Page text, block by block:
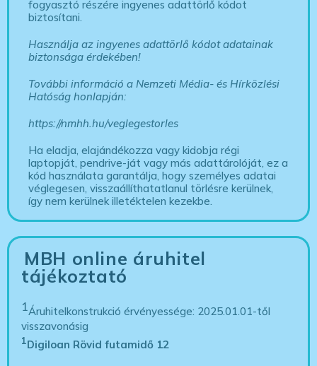
fogyasztó részére ingyenes adattörlő kódot
biztosítani.
Használja az ingyenes adattörlő kódot adatainak
biztonsága érdekében!
További információ a Nemzeti Média- és Hírközlési
Hatóság honlapján:
https://nmhh.hu/veglegestorles
Ha eladja, elajándékozza vagy kidobja régi
laptopját, pendrive-ját vagy más adattárolóját, ez a
kód használata garantálja, hogy személyes adatai
véglegesen, visszaállíthatatlanul törlésre kerülnek,
így nem kerülnek illetéktelen kezekbe.
MBH online áruhitel
tájékoztató
1Áruhitelkonstrukció érvényessége: 2025.01.01-től
visszavonásig
1Digiloan Rövid futamidő 12